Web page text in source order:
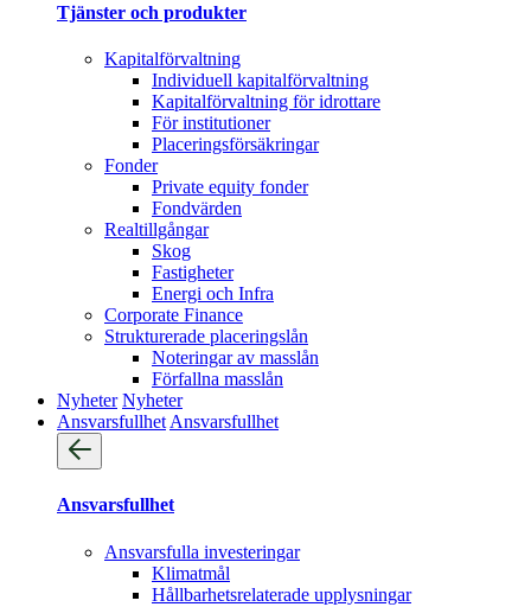
Tjänster och produkter
Kapitalförvaltning
Individuell kapitalförvaltning
Kapitalförvaltning för idrottare
För institutioner
Placeringsförsäkringar
Fonder
Private equity fonder
Fondvärden
Realtillgångar
Skog
Fastigheter
Energi och Infra
Corporate Finance
Strukturerade placeringslån
Noteringar av masslån
Förfallna masslån
Nyheter Nyheter
Ansvarsfullhet Ansvarsfullhet
Ansvarsfullhet
Ansvarsfulla investeringar
Klimatmål
Hållbarhetsrelaterade upplysningar